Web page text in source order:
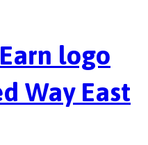
Way East